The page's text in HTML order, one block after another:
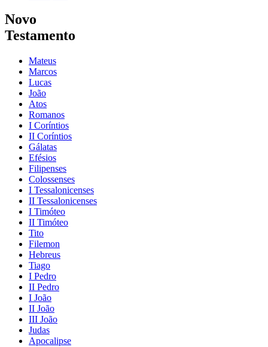
Novo
Testamento
Mateus
Marcos
Lucas
João
Atos
Romanos
I Coríntios
II Coríntios
Gálatas
Efésios
Filipenses
Colossenses
I Tessalonicenses
II Tessalonicenses
I Timóteo
II Timóteo
Tito
Filemon
Hebreus
Tiago
I Pedro
II Pedro
I João
II João
III João
Judas
Apocalipse